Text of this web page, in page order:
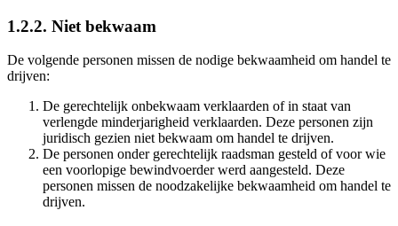
1.2.2. Niet bekwaam
De volgende personen missen de nodige bekwaamheid om handel te
drijven:
De gerechtelijk onbekwaam verklaarden of in staat van
verlengde minderjarigheid verklaarden. Deze personen zijn
juridisch gezien niet bekwaam om handel te drijven.
De personen onder gerechtelijk raadsman gesteld of voor wie
een voorlopige bewindvoerder werd aangesteld. Deze
personen missen de noodzakelijke bekwaamheid om handel te
drijven.